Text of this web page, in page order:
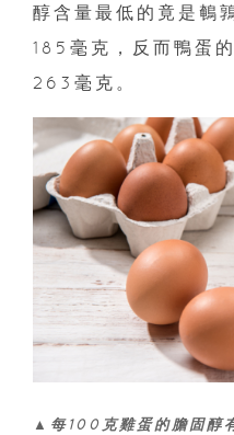
醇含量最低的竟是鵪
185毫克，反而鴨蛋
263毫克。
▲每100克雞蛋的膽固醇